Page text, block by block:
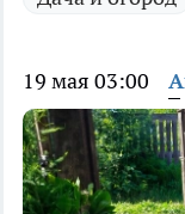
19 мая 03:00